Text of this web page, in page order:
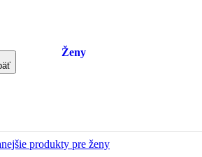
Ženy
produkty pre ženy